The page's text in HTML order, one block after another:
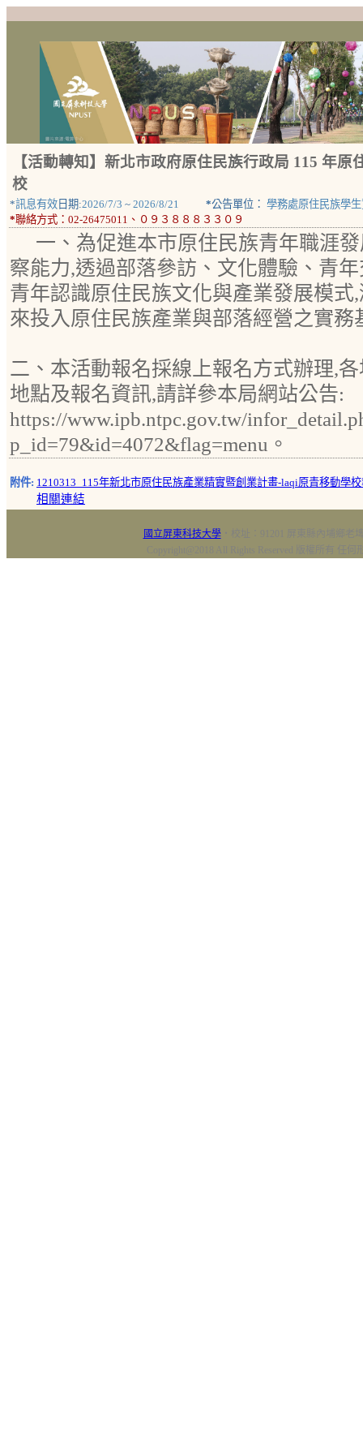
【活動轉知】新北市政府原住民族行政局 115 年
校
*訊息有效 日期:2026/7/3 ~ 2026/8/21 *公告單位： 學務處原住民族學
*聯絡方式： 02-26475011、０９３８８８３３０９
一、為促進本市原住民族青年職涯
察能力,透過部落參訪、文化體驗、青
青年認識原住民族文化與產業發展模式
來投入原住民族產業與部落經營之實務
二、本活動報名採線上報名方式辦理,
地點及報名資訊,請詳參本局網站公告:
https://www.ipb.ntpc.gov.tw/
p_id=79&id=4072&flag=menu。
附件: 1210313_115年新北市原住民族產業精實暨創業計畫-laqi原青移動學
相關連結
國立屏東科技大學‧校址：91201 屏東縣內埔鄉老